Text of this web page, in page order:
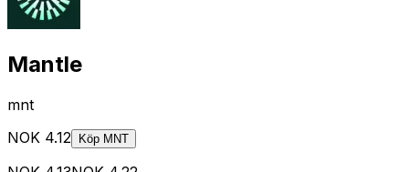
Mantle
mnt
NOK 4.12 Köp MNT